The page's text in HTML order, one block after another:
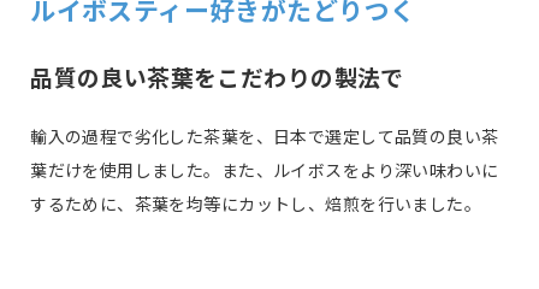
ルイボスティー好きがたどりつく
品質の良い茶葉をこだわりの製法で
輸入の過程で劣化した茶葉を、日本で選定して品質の良い茶
葉だけを使用しました。また、ルイボスをより深い味わいに
するために、茶葉を均等にカットし、焙煎を行いました。